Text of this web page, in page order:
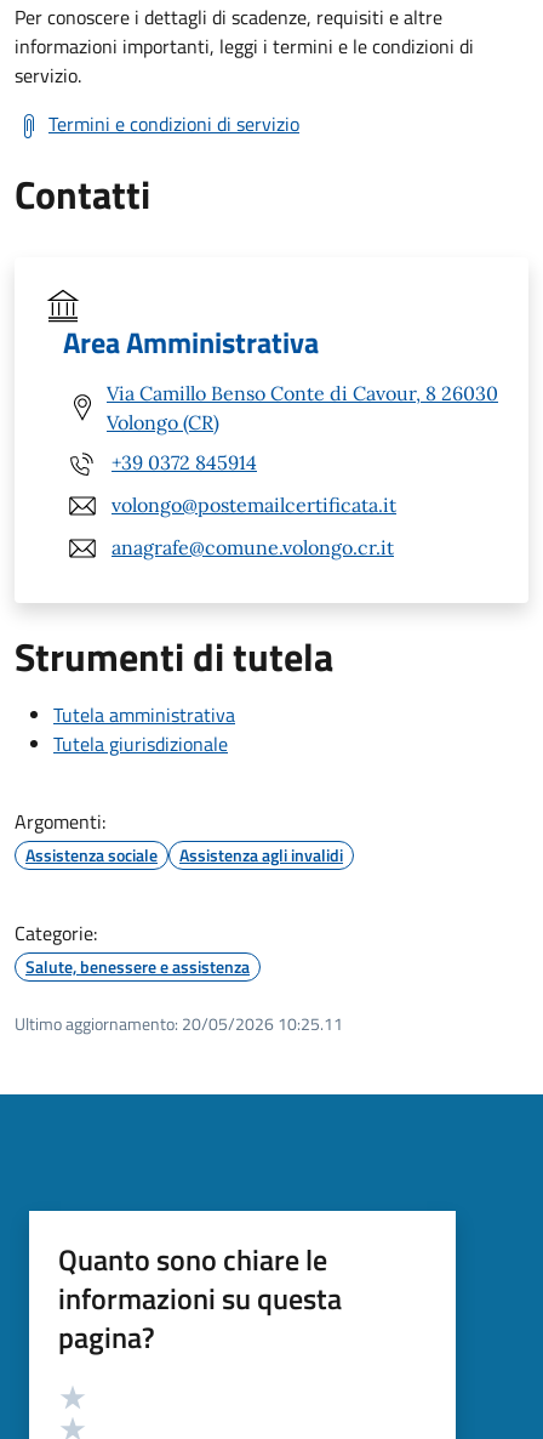
Per conoscere i dettagli di scadenze, requisiti e altre
informazioni importanti, leggi i termini e le condizioni di
servizio.
Termini e condizioni di servizio
Contatti
Area Amministrativa
Via Camillo Benso Conte di Cavour, 8 26030
Volongo (CR)
+39 0372 845914
volongo@postemailcertificata.it
anagrafe@comune.volongo.cr.it
Strumenti di tutela
Tutela amministrativa
Tutela giurisdizionale
Argomenti:
Assistenza sociale Assistenza agli invalidi
Categorie:
Salute, benessere e assistenza
Ultimo aggiornamento: 20/05/2026 10:25.11
Quanto sono chiare le
informazioni su questa
pagina?
Valutazione